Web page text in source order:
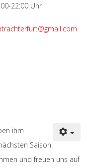
22:00 Uhr
ihm
Saison.
und freuen uns auf